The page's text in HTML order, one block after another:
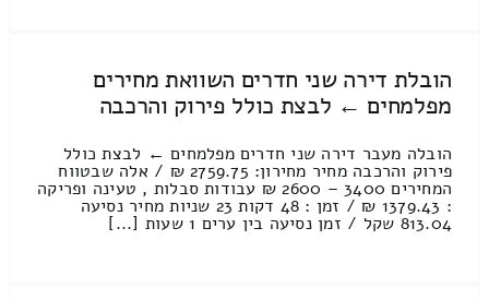
הובלת דירה שני חדרים השוואת מחירים
מפלמחים ← לבצת כולל פירוק והרכבה
הובלה מעבר דירה שני חדרים מפלמחים ← לבצת כולל
פירוק והרכבה מחיר מחירון: 2759.75 ₪ / אלה שבטווח
המחירים 3400 – 2600 ₪ עבודות סבלות , טעינה ופריקה
: 1379.43 ₪ / זמן : 48 דקות 23 שניות מחיר נסיעה
813.04 שקל / זמן נסיעה בין ערים 1 שעות [...]